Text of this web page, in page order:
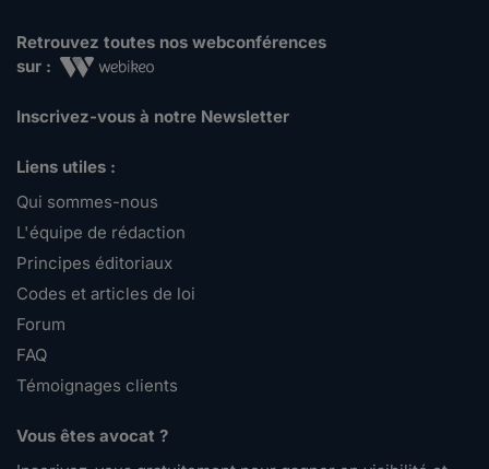
Retrouvez toutes nos webconférences
sur :
Inscrivez-vous à notre Newsletter
Liens utiles :
Qui sommes-nous
L'équipe de rédaction
Principes éditoriaux
Codes et articles de loi
Forum
FAQ
Témoignages clients
Vous êtes avocat ?